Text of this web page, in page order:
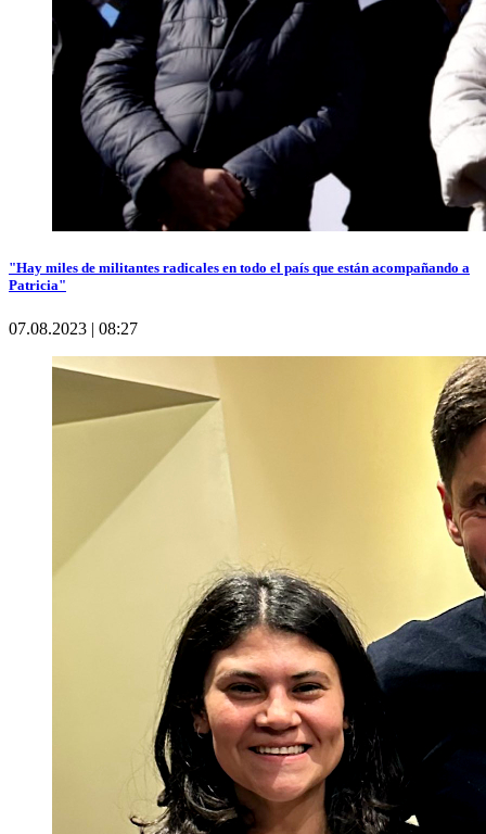
"Hay miles de militantes radicales en todo el país que están acompañando a
Patricia"
07.08.2023 | 08:27